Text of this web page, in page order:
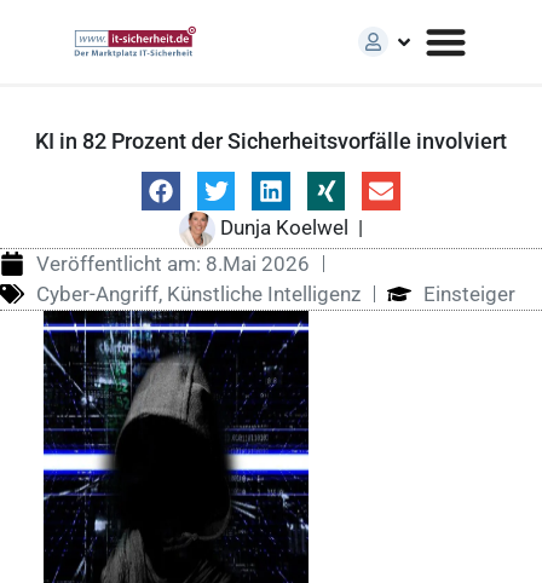
KI in 82 Prozent der Sicherheitsvorfälle involviert
Dunja Koelwel
|
Veröffentlicht am: 8.Mai 2026
Cyber-Angriff, Künstliche Intelligenz Einsteiger